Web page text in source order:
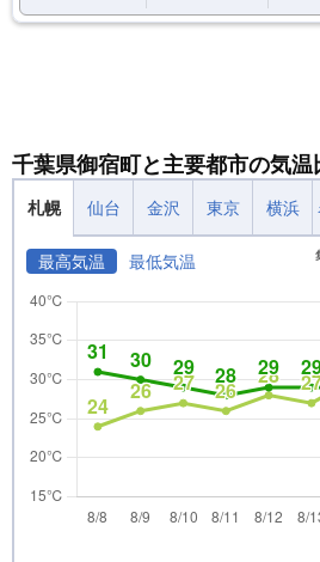
千葉県御宿町と主要都市の気温
札幌 仙台 金沢 東京 横浜
最高気温 最低気温